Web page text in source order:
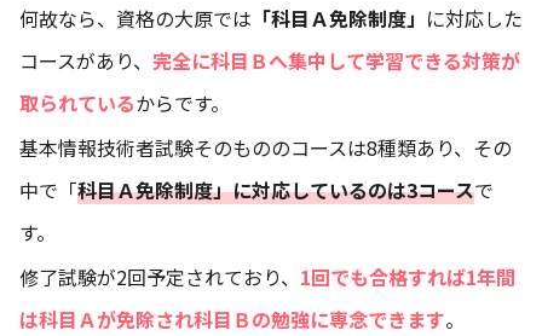
何故なら、資格の大原では 「科目Ａ免除制度」 に対応した
コースがあり、 完全に科目Ｂへ集中して学習できる対策が
取られているからです。
基本情報技術者試験そのもののコースは8種類あり、その
中で「科目Ａ免除制度」に対応しているのは3コースで
す。
修了試験が2回予定されており、 1回でも合格すれば1年間
は科目Ａが免除され科目Ｂの勉強に専念できます。